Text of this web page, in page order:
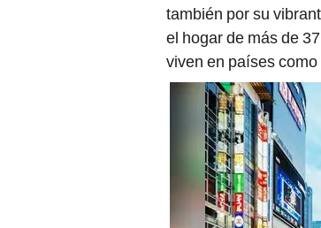
también por su
el hogar de más de
viven en países como